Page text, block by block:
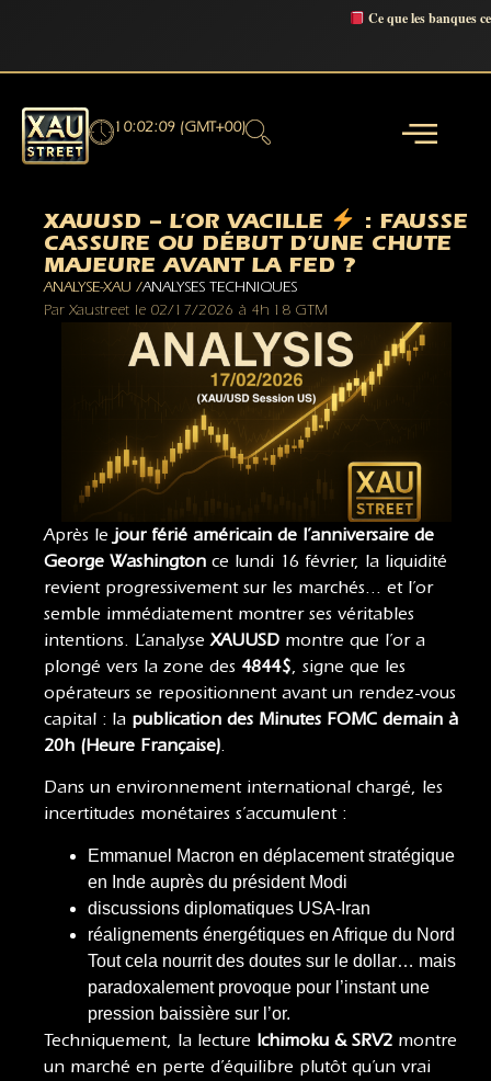
Ce que les banques
10:02:09 (GMT+00)
XAUUSD – L’OR VACILLE
: FAUSSE
CASSURE OU DÉBUT D’UNE CHUTE
MAJEURE AVANT LA FED ?
ANALYSE-XAU /ANALYSES TECHNIQUES
Par Xaustreet le 02/17/2026 à 4h 18 GTM
Après le jour férié américain de l’anniversaire de
George Washington ce lundi 16 février, la liquidité
revient progressivement sur les marchés… et l’or
semble immédiatement montrer ses véritables
intentions. L’analyseXAUUSD montre que l’or a
plongé vers la zone des 4844$, signe que les
opérateurs se repositionnent avant un rendez-vous
capital : la publication des Minutes FOMC demain à
20h (Heure Française).
Dans un environnement international chargé, les
incertitudes monétaires s’accumulent :
Emmanuel Macron en déplacement stratégique
en Inde auprès du président Modi
discussions diplomatiques USA-Iran
réalignements énergétiques en Afrique du Nord
Tout cela nourrit des doutes sur le dollar… mais
paradoxalement provoque pour l’instant une
pression baissière sur l’or.
Techniquement, la lecture Ichimoku & SRV2 montre
un marché en perte d’équilibre plutôt qu’un vrai